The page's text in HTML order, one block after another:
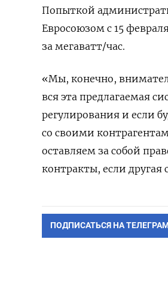
Попыткой
Евросоюзом с 15
за мегаватт/час.
«Мы, конечно,
вся эта предлагаемая
регулирования и если
со своими
оставляем за собой
контракты, если
ПОДПИСАТЬСЯ НА